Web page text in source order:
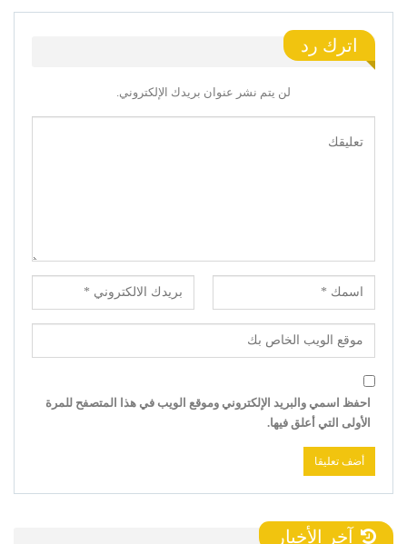
اترك رد
لن يتم نشر عنوان بريدك الإلكتروني.
احفظ اسمي والبريد الإلكتروني وموقع الويب في هذا المتصفح للمرة
الأولى التي أعلق فيها.
آخر الأخبار